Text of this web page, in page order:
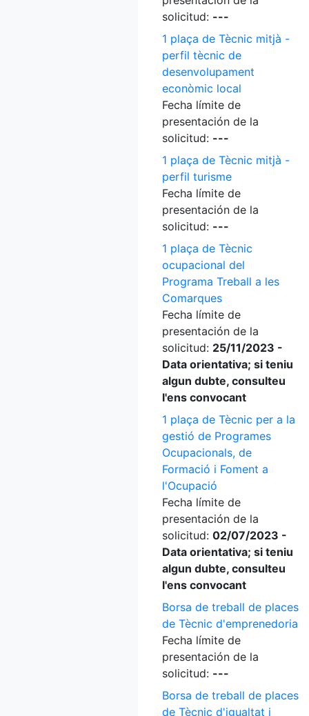
solicitud: ---
1 plaça de Tècnic mitjà -
perfil tècnic de
desenvolupament
econòmic local
Fecha límite de
presentación de la
solicitud: ---
1 plaça de Tècnic mitjà -
perfil turisme
Fecha límite de
presentación de la
solicitud: ---
1 plaça de Tècnic
ocupacional del
Programa Treball a les
Comarques
Fecha límite de
presentación de la
solicitud: 25/11/2023 -
Data orientativa; si teniu
algun dubte, consulteu
l'ens convocant
1 plaça de Tècnic per a la
gestió de Programes
Ocupacionals, de
Formació i Foment a
l'Ocupació
Fecha límite de
presentación de la
solicitud: 02/07/2023 -
Data orientativa; si teniu
algun dubte, consulteu
l'ens convocant
Borsa de treball de places
de Tècnic d'emprenedoria
Fecha límite de
presentación de la
solicitud: ---
Borsa de treball de places
de Tècnic d'igualtat i